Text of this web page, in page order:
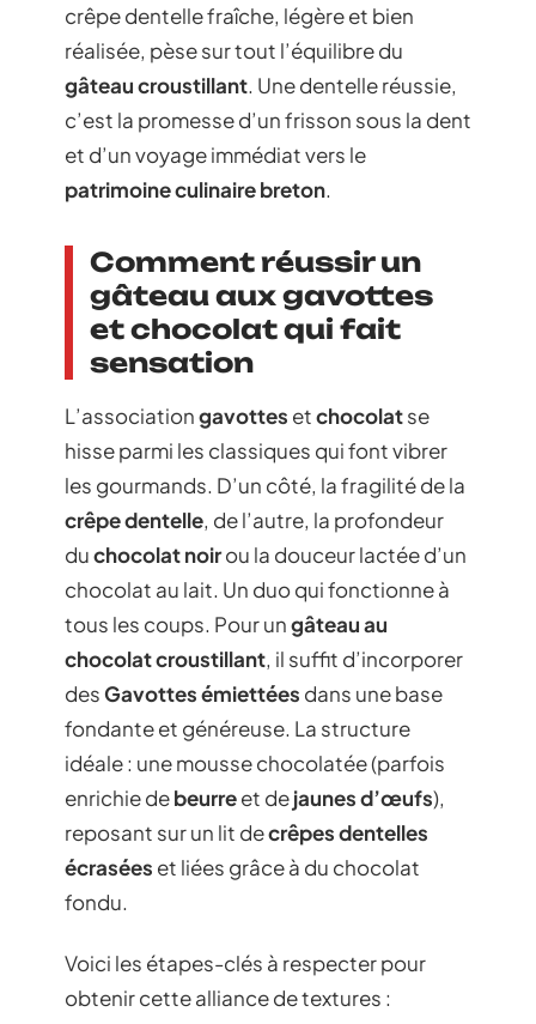
crêpe dentelle fraîche, légère et bien
réalisée, pèse sur tout l’équilibre du
gâteau croustillant. Une dentelle réussie,
c’est la promesse d’un frisson sous la dent
et d’un voyage immédiat vers le
patrimoine culinaire breton.
Comment réussir un
gâteau aux gavottes
et chocolat qui fait
sensation
L’associationgavottes etchocolatse
hisse parmi les classiques qui font vibrer
les gourmands. D’un côté, la fragilité de la
crêpe dentelle, de l’autre, la profondeur
duchocolat noirou la douceur lactée d’un
chocolat au lait. Un duo qui fonctionne à
tous les coups. Pour ungâteau au
chocolat croustillant, il suffit d’incorporer
desGavottes émiettées dans une base
fondante et généreuse. La structure
idéale : une mousse chocolatée (parfois
enrichie debeurreet dejaunes d’œufs),
reposant sur un lit decrêpes dentelles
écrasées et liées grâce à du chocolat
fondu.
Voici les étapes-clés à respecter pour
obtenir cette alliance de textures :